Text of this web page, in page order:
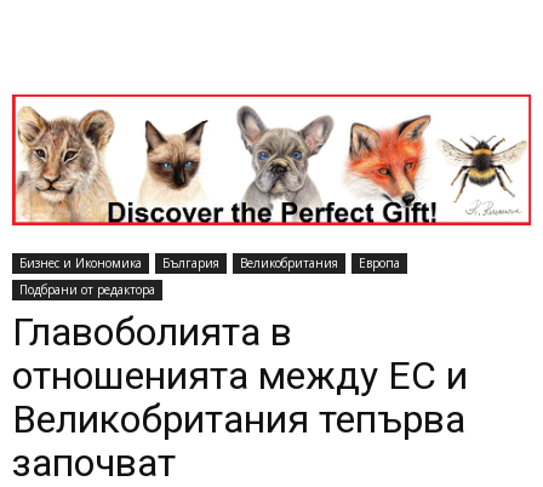
Бизнес и Икономика България Великобритания
Европа
Подбрани от редактора
Главоболията в
отношенията между ЕС и
Великобритания тепърва
започват